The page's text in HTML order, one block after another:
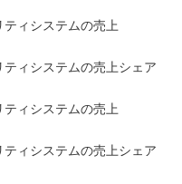
ティシステムの売上
ティシステムの売上シェア
ティシステムの売上
ティシステムの売上シェア